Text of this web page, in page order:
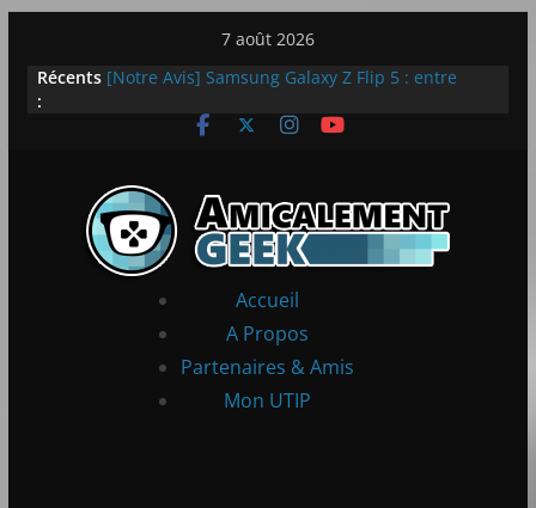
contenu
7 août 2026
Récents
:
[Notre Avis] Samsung Galaxy Z Flip 5 : entre
[PS5] New World Aeternum [Notre Avis]
LEGO dévoile la LEGO Technic McLaren P1
Accueil
A Propos
Partenaires & Amis
Mon UTIP